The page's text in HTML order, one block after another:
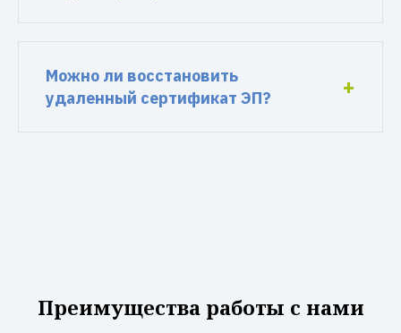
Можно ли восстановить
удаленный сертификат ЭП?
Преимущества работы с нами